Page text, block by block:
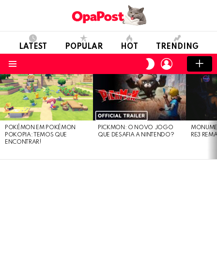
LATEST POPULAR HOT TRENDING
SWITCH
SKIN
LOGIN
LATEST
STORIES
POKÉMON EM POKÉMON
POKOPIA: TEMOS QUE
ENCONTRAR!
PICKMON: O NOVO JOGO
QUE DESAFIA A NINTENDO?
RE3